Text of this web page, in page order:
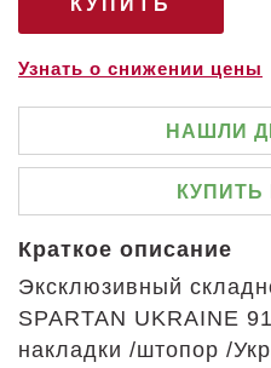
Узнать о снижении цены
НАШЛИ
КУПИТЬ
Краткое описание
Эксклюзивный
SPARTAN UKRAINE
накладки /штопор /